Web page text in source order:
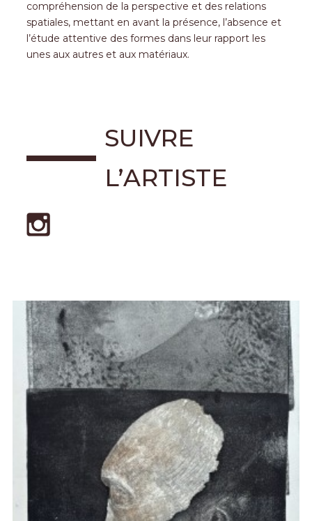
compréhension de la perspective et des relations
spatiales, mettant en avant la présence, l’absence et
l’étude attentive des formes dans leur rapport les
unes aux autres et aux matériaux.
SUIVRE
L’ARTISTE